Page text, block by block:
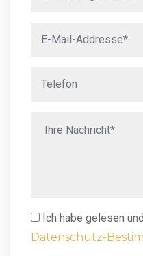
Ich habe gelesen
Datenschutz-